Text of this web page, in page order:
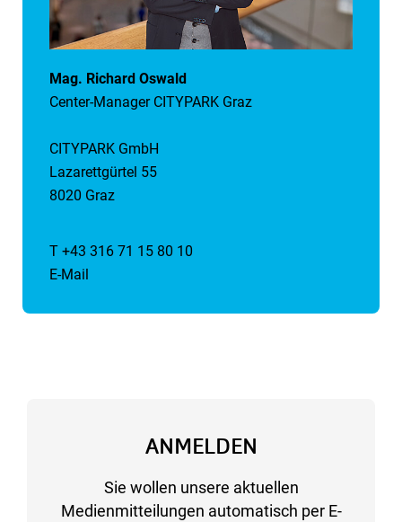
Mag. Richard Oswald
Center-Manager CITYPARK Graz
CITYPARK GmbH
Lazarettgürtel 55
8020 Graz
T +43 316 71 15 80 10
E-Mail
ANMELDEN
Sie wollen unsere aktuellen
Medienmitteilungen automatisch per E-